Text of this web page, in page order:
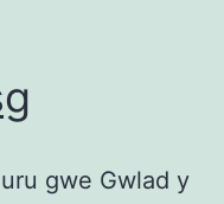
gwe Gwlad y